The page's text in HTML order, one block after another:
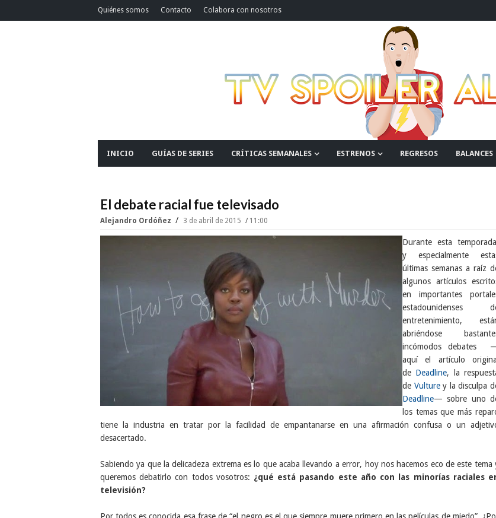
Quiénes somos Contacto Colabora con nosotros
INICIO GUÍAS DE SERIES CRÍTICAS SEMANALES ESTRENOS REGRESOS BALANCES
El debate racial fue televisado
Alejandro Ordóñez 3 de abril de 2015 11:00
Durante esta
y especialmente
últimas semanas a raíz
algunos artículos
en importantes
estadounidenses
entretenimiento,
abriéndose
incómodos debates
aquí el artículo original
de Deadline, la
de Vulturey la disculpa
Deadline— sobre uno
los temas que más
tiene la industria en tratar por la facilidad de empantanarse en una afirmación confusa o un
desacertado.
Sabiendo ya que la delicadeza extrema es lo que acaba llevando a error, hoy nos hacemos eco de este tema
queremos debatirlo con todos vosotros: ¿qué está pasando este año con las minorías raciales
televisión?